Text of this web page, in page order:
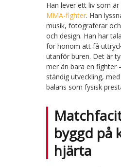
Han lever ett liv som
MMA-fighter. Han
musik, fotograferar
och design. Han har
för honom att få
utanför buren. Det är
mer än bara en fighter
ständig utveckling,
balans som fysisk
byggd på
hjärta